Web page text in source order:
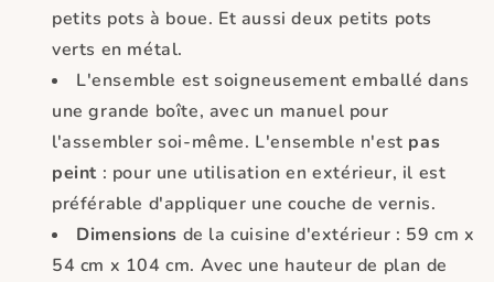
petits pots à boue. Et aussi deux petits pots
verts en métal.
L'ensemble est soigneusement emballé dans
une grande boîte, avec un manuel pour
l'assembler soi-même. L'ensemble n'est pas
peint : pour une utilisation en extérieur, il est
préférable d'appliquer une couche de vernis.
Dimensions de la cuisine d'extérieur : 59 cm x
54 cm x 104 cm. Avec une hauteur de plan de